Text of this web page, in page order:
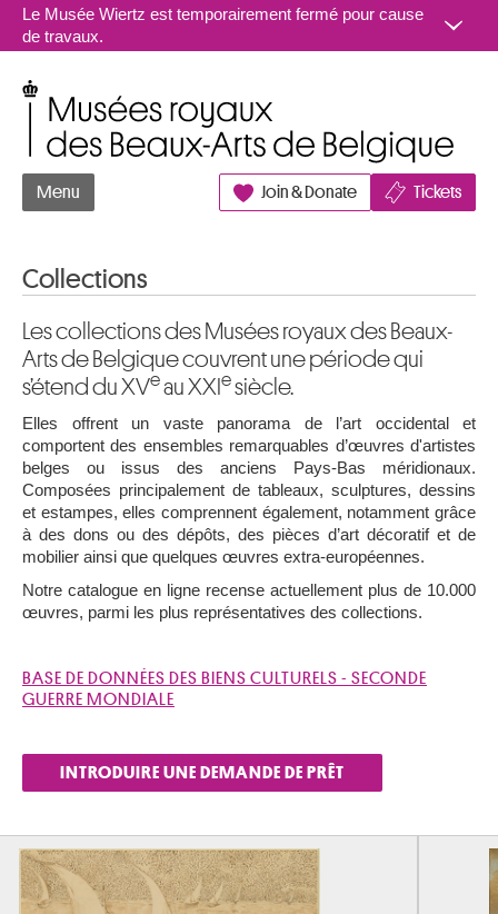
Aller au contenu
Le Musée Wiertz est temporairement fermé pour cause
de travaux.
Menu Join & Donate Tickets
Collections
Les collections des Musées royaux des Beaux-
Arts de Belgique couvrent une période qui
s’étend du XVeau XXI esiècle.
Elles offrent un vaste panorama de l’art occidental et
comportent des ensembles remarquables d’œuvres d'artistes
belges ou issus des anciens Pays-Bas méridionaux.
Composées principalement de tableaux, sculptures, dessins
et estampes, elles comprennent également, notamment grâce
à des dons ou des dépôts, des pièces d’art décoratif et de
mobilier ainsi que quelques œuvres extra-européennes.
Notre catalogue en ligne recense actuellement plus de 10.000
œuvres, parmi les plus représentatives des collections.
BASE DE DONNÉES DES BIENS CULTURELS - SECONDE
GUERRE MONDIALE
INTRODUIRE UNE DEMANDE DE PRÊT